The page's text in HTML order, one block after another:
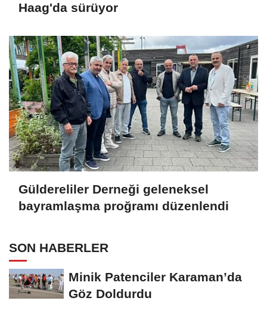
Haag'da sürüyor
Güldereliler Derneği geleneksel
bayramlaşma proğramı düzenlendi
SON HABERLER
Minik Patenciler Karaman’da
Göz Doldurdu